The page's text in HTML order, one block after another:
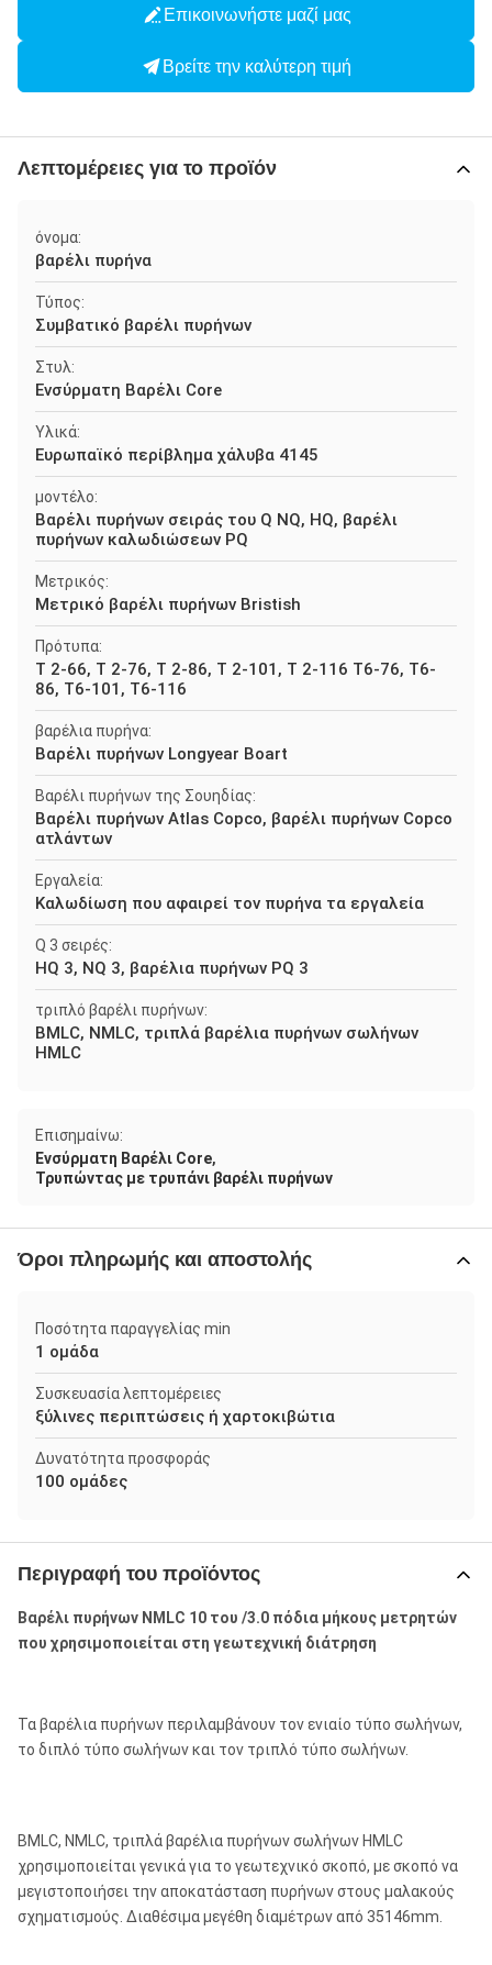
Επικοινωνήστε μαζί μας
Βρείτε την καλύτερη τιμή
Λεπτομέρειες για το προϊόν
όνομα:
βαρέλι πυρήνα
Τύπος:
Συμβατικό βαρέλι πυρήνων
Στυλ:
Ενσύρματη Βαρέλι Core
Υλικά:
Ευρωπαϊκό περίβλημα χάλυβα 4145
μοντέλο:
Βαρέλι πυρήνων σειράς του Q NQ, HQ, βαρέλι
πυρήνων καλωδιώσεων PQ
Μετρικός:
Μετρικό βαρέλι πυρήνων Bristish
Πρότυπα:
Τ 2-66, Τ 2-76, Τ 2-86, Τ 2-101, Τ 2-116 T6-76, T6-
86, T6-101, T6-116
βαρέλια πυρήνα:
Βαρέλι πυρήνων Longyear Boart
Βαρέλι πυρήνων της Σουηδίας:
Βαρέλι πυρήνων Atlas Copco, βαρέλι πυρήνων Copco
ατλάντων
Εργαλεία:
Καλωδίωση που αφαιρεί τον πυρήνα τα εργαλεία
Q 3 σειρές:
HQ 3, NQ 3, βαρέλια πυρήνων PQ 3
τριπλό βαρέλι πυρήνων:
BMLC, NMLC, τριπλά βαρέλια πυρήνων σωλήνων
HMLC
Επισημαίνω:
Ενσύρματη Βαρέλι Core,
Τρυπώντας με τρυπάνι βαρέλι πυρήνων
Όροι πληρωμής και αποστολής
Ποσότητα παραγγελίας min
1 ομάδα
Συσκευασία λεπτομέρειες
ξύλινες περιπτώσεις ή χαρτοκιβώτια
Δυνατότητα προσφοράς
100 ομάδες
Περιγραφή του προϊόντος
Βαρέλι πυρήνων NMLC 10 του /3.0 πόδια μήκους μετρητών
που χρησιμοποιείται στη γεωτεχνική διάτρηση
Τα βαρέλια πυρήνων περιλαμβάνουν τον ενιαίο τύπο σωλήνων,
το διπλό τύπο σωλήνων και τον τριπλό τύπο σωλήνων.
BMLC, NMLC, τριπλά βαρέλια πυρήνων σωλήνων HMLC
χρησιμοποιείται γενικά για το γεωτεχνικό σκοπό, με σκοπό να
μεγιστοποιήσει την αποκατάσταση πυρήνων στους μαλακούς
σχηματισμούς. Διαθέσιμα μεγέθη διαμέτρων από 35146mm.